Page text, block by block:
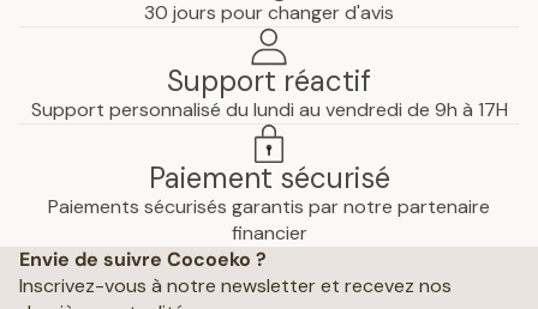
30 jours pour changer d'avis
Support réactif
Support personnalisé du lundi au vendredi de 9h à 17H
Paiement sécurisé
Paiements sécurisés garantis par notre partenaire
financier
Envie de suivre Cocoeko ?
Inscrivez-vous à notre newsletter et recevez nos
Mentions légales
Conditions générales de vente